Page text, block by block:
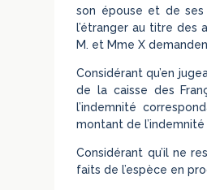
son épouse et de ses
l’étranger au titre des
M. et Mme X
Considérant qu’en
de la caisse des
l’indemnité
montant de
Considérant qu’il ne
faits de l’espèce en